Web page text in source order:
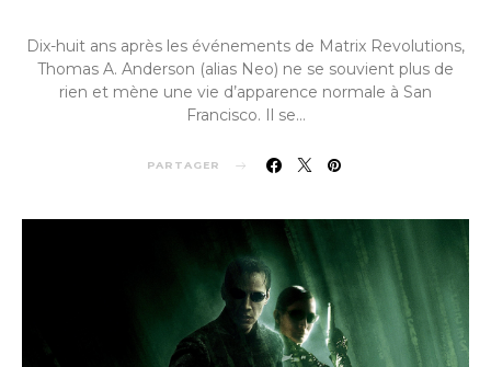
Dix-huit ans après les événements de Matrix Revolutions,
Thomas A. Anderson (alias Neo) ne se souvient plus de
rien et mène une vie d’apparence normale à San
Francisco. Il se…
PARTAGER